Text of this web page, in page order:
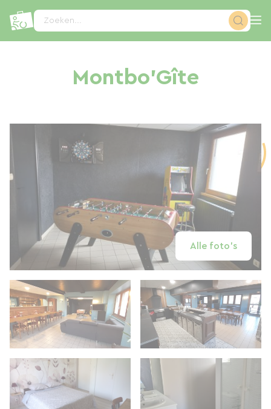
Zoeken...
Montbo'Gîte
Alle foto's
Cookies beheer paneel